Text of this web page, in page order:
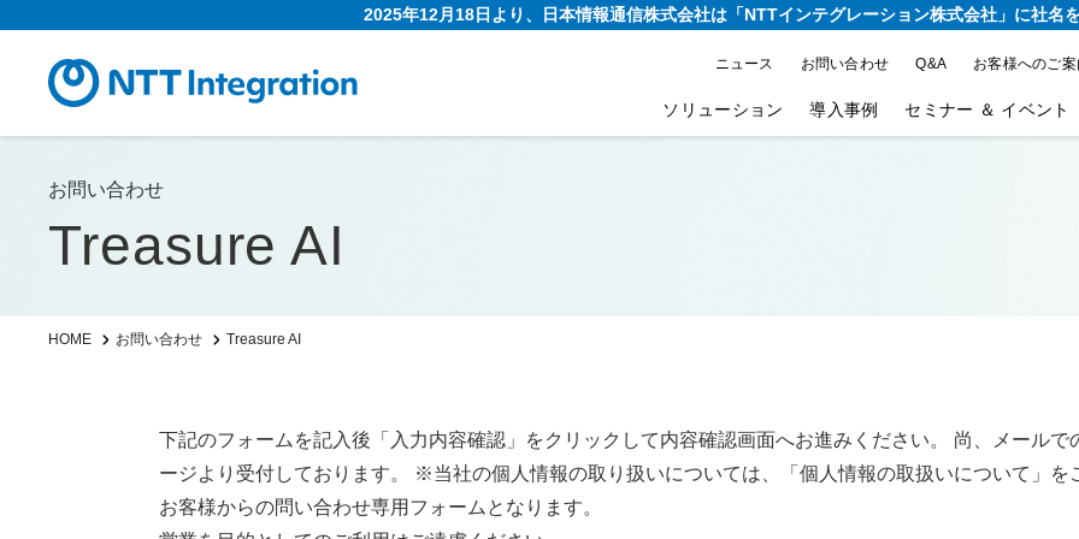
2025年12月18日より、日本情報通信株式会社は「NTTインテグレーション株式会社」に社名
ニュース お問い合わせ Q&A お客様へのご
ソリューション 導入事例 セミナー ＆ イベント
お問い合わせ
Treasure AI
HOME お問い合わせ Treasure AI
下記のフォームを記入後「入力内容確認」をクリックして内容確認画面へお進みください。 尚、メール
ージより受付しております。 ※当社の個人情報の取り扱いについては、「個人情報の取扱いについて」
お客様からの問い合わせ専用フォームとなります。